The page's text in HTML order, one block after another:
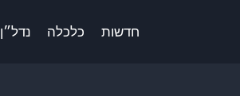
חדשות כלכלה נדל״ן